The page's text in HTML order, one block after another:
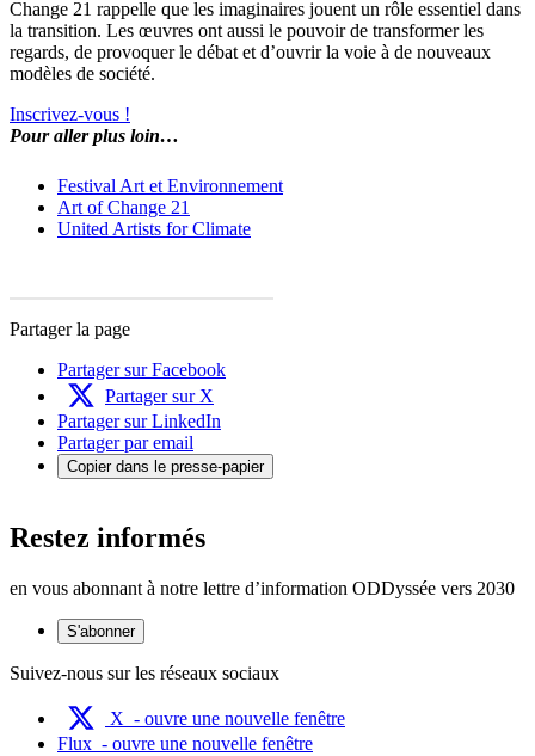
Change 21 rappelle que les imaginaires jouent un rôle essentiel dans
la transition. Les œuvres ont aussi le pouvoir de transformer les
regards, de provoquer le débat et d’ouvrir la voie à de nouveaux
modèles de société.
Inscrivez-vous !
Pour aller plus loin…
Festival Art et Environnement
Art of Change 21
United Artists for Climate
Partager la page
Partager sur Facebook
Partager sur X
Partager sur LinkedIn
Partager par email
Copier dans le presse-papier
Restez informés
en vous abonnant à notre lettre d’information ODDyssée vers 2030
S'abonner
Suivez-nous sur les réseaux sociaux
X - ouvre une nouvelle fenêtre
Flux - ouvre une nouvelle fenêtre